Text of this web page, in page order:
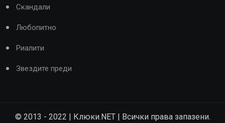
Скандали
Любопитно
Риалити
Звездите преди
© 2013 - 2022 | Клюки.NET | Всички права запазени.